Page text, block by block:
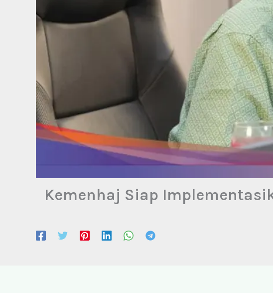
Kemenhaj Siap